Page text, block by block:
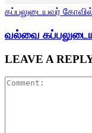
கப்பலுடையவர்
வல்வை
LEAVE A